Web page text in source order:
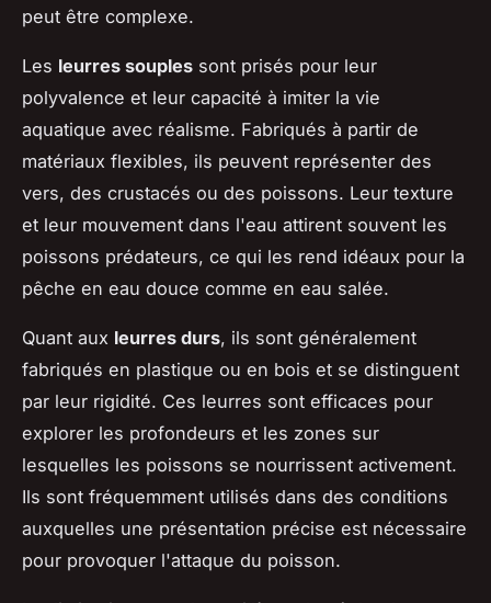
peut être complexe.
Les leurres souples sont prisés pour leur
polyvalence et leur capacité à imiter la vie
aquatique avec réalisme. Fabriqués à partir de
matériaux flexibles, ils peuvent représenter des
vers, des crustacés ou des poissons. Leur texture
et leur mouvement dans l'eau attirent souvent les
poissons prédateurs, ce qui les rend idéaux pour la
pêche en eau douce comme en eau salée.
Quant aux leurres durs, ils sont généralement
fabriqués en plastique ou en bois et se distinguent
par leur rigidité. Ces leurres sont efficaces pour
explorer les profondeurs et les zones sur
lesquelles les poissons se nourrissent activement.
Ils sont fréquemment utilisés dans des conditions
auxquelles une présentation précise est nécessaire
pour provoquer l'attaque du poisson.